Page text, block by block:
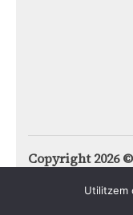
Copyright 2026
Utilitzem